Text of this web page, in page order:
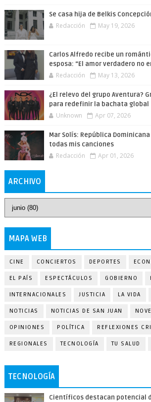
Se casa hija de Belkis
Redacción May 19, 2026
Carlos Alfredo recibe un
esposa: “El amor verdadero no
Redacción May 13, 2026
¿El relevo del grupo Aventura?
para redefinir la bachata global
Unknown Apr 07, 2026
Mar Solís: República
todas mis canciones
Redacción Apr 01, 2026
ARCHIVO
MAPA WEB
CINE CONCIERTOS DEPORTES
EL PAÍS ESPECTÁCULOS GOBIERNO
INTERNACIONALES JUSTICIA LA VIDA
NOTICIAS NOTICIAS DE SAN JUAN
OPINIONES POLÍTICA REFLEXIONES
REGIONALES TECNOLOGÍA TU SALUD
TECNOLOGÍA
Científicos destacan potencial